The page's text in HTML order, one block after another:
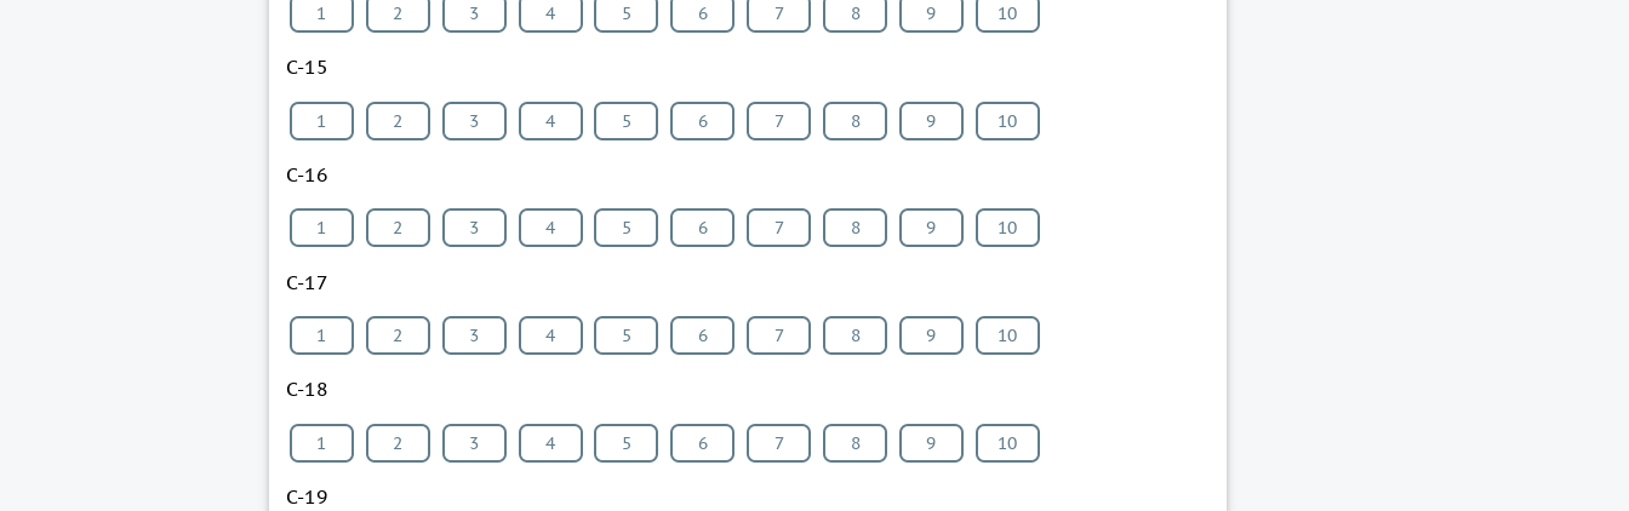
1 2 3 4 5 6 7 8 9 10
С-15
1 2 3 4 5 6 7 8 9 10
С-16
1 2 3 4 5 6 7 8 9 10
С-17
1 2 3 4 5 6 7 8 9 10
С-18
1 2 3 4 5 6 7 8 9 10
С-19